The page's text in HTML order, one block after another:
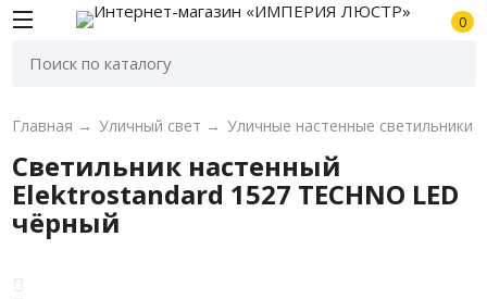
0
Главная → Уличный свет → Уличные настенные светильники
Светильник настенный
Elektrostandard 1527 TECHNO LED
чёрный